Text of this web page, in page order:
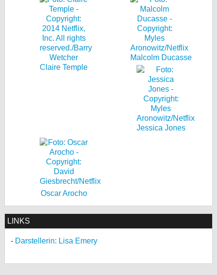
Claire Temple
Malcolm Ducasse
Jessica Jones
Oscar Arocho
LINKS
Darstellerin: Lisa Emery